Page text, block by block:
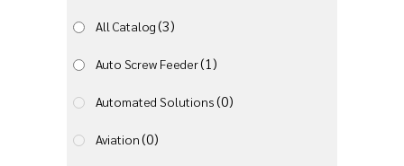
All Catalog(3)
Auto Screw Feeder(1)
Automated Solutions(0)
Aviation(0)